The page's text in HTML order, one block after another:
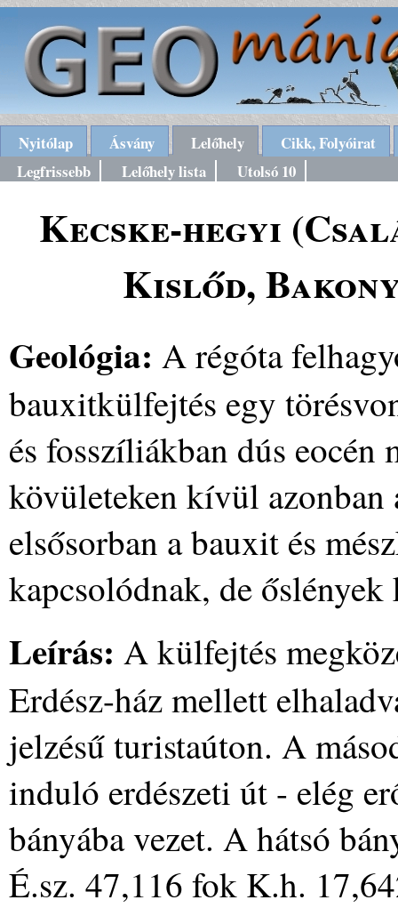
Nyitólap Ásvány Lelőhely
Cikk, Folyóirat
Legfrissebb
Lelőhely lista Utolsó 10
Kecske-hegyi
Kislőd,
Geológia: A régóta
bauxitkülfejtés egy
és fosszíliákban dús eocén
kövületeken kívül azonban
elsősorban a bauxit és
kapcsolódnak, de
Leírás: A külfejtés
Erdész-ház mellett
jelzésű turistaúton. A
induló erdészeti út - elég
bányába vezet. A hátsó
É.sz. 47,116 fok K.h.